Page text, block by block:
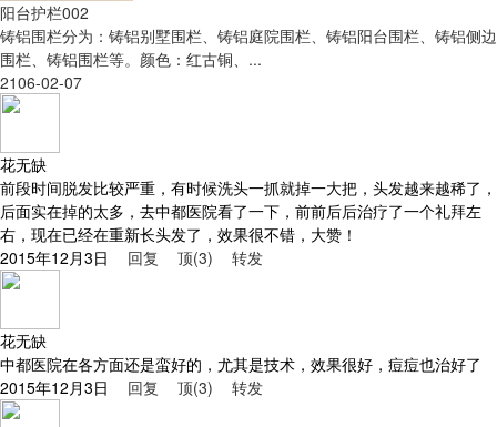
阳台护栏002
铸铝围栏分为：铸铝别墅围栏、铸铝庭院围栏、铸铝阳台围栏、铸铝侧边
围栏、铸铝围栏等。颜色：红古铜、...
2106-02-07
花无缺
前段时间脱发比较严重，有时候洗头一抓就掉一大把，头发越来越稀了，
后面实在掉的太多，去中都医院看了一下，前前后后治疗了一个礼拜左
右，现在已经在重新长头发了，效果很不错，大赞！
2015年12月3日
回复 顶(3) 转发
花无缺
中都医院在各方面还是蛮好的，尤其是技术，效果很好，痘痘也治好了
2015年12月3日
回复 顶(3) 转发